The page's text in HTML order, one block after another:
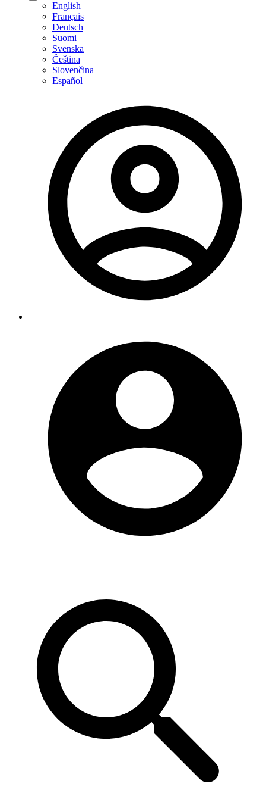
English
Français
Deutsch
Suomi
Svenska
Čeština
Slovenčina
Español